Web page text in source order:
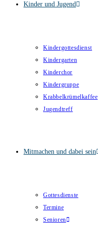
Kinder und Jugend
Kindergottesdienst
Kindergarten
Kinderchor
Kindergruppe
Krabbelkrümelkaffee
Jugendtreff
Mitmachen und dabei sein
Gottesdienste
Termine
Senioren